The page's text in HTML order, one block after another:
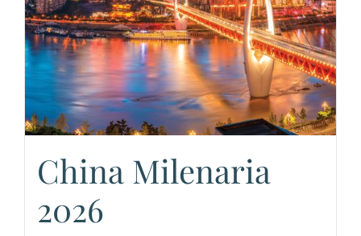
China Milenaria
2026